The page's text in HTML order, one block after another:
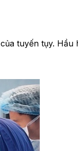
tuyến tụy.